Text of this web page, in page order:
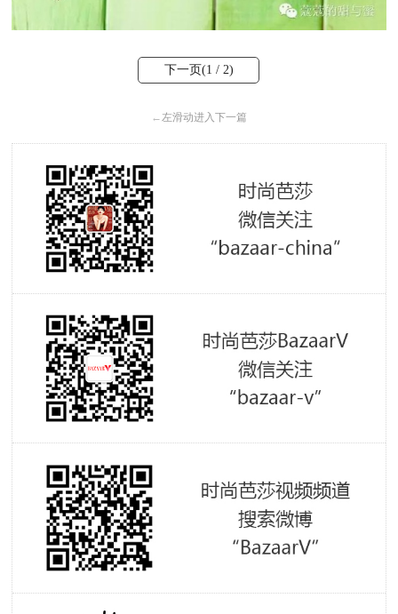
下一页(1 / 2)
←左滑动进入下一篇